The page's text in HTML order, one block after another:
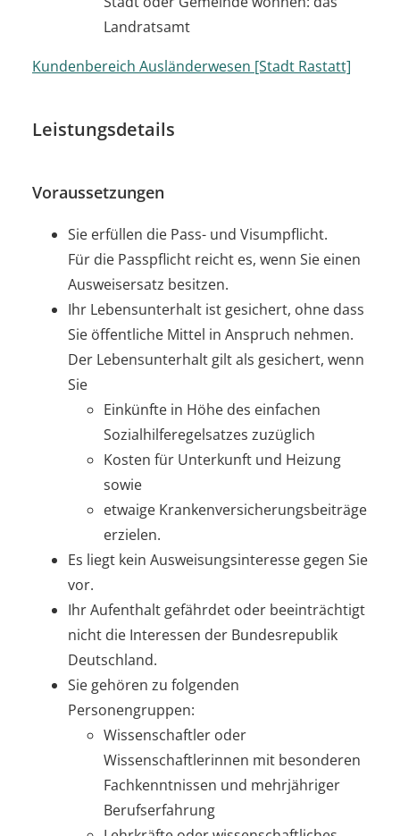
Landratsamt
Kundenbereich Ausländerwesen [Stadt Rastatt]
Leistungsdetails
Voraussetzungen
Sie erfüllen die Pass- und Visumpflicht.
Für die Passpflicht reicht es, wenn Sie einen
Ausweisersatz besitzen.
Ihr Lebensunterhalt ist gesichert, ohne dass
Sie öffentliche Mittel in Anspruch nehmen.
Der Lebensunterhalt gilt als gesichert, wenn
Sie
Einkünfte in Höhe des einfachen
Sozialhilferegelsatzes zuzüglich
Kosten für Unterkunft und Heizung
sowie
etwaige Krankenversicherungsbeiträge
erzielen.
Es liegt kein Ausweisungsinteresse gegen Sie
vor.
Ihr Aufenthalt gefährdet oder beeinträchtigt
nicht die Interessen der Bundesrepublik
Deutschland.
Sie gehören zu folgenden
Personengruppen:
Wissenschaftler oder
Wissenschaftlerinnen mit besonderen
Fachkenntnissen und mehrjähriger
Berufserfahrung